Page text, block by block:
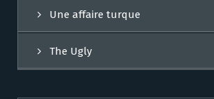
Une affaire turque
The Ugly